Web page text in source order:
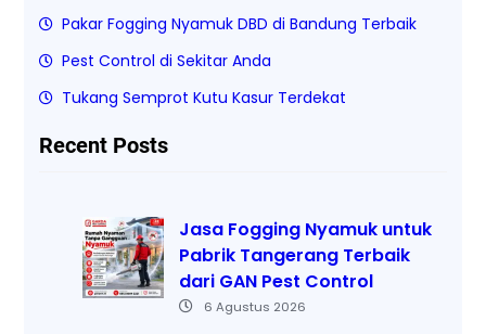
Pakar Fogging Nyamuk DBD di Bandung Terbaik
Pest Control di Sekitar Anda
Tukang Semprot Kutu Kasur Terdekat
Recent Posts
Jasa Fogging Nyamuk untuk
Pabrik Tangerang Terbaik
dari GAN Pest Control
6 Agustus 2026